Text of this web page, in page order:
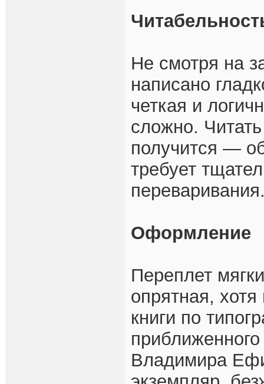
Не смотря на
написано
четкая и
сложно.
получится —
требует
Оформление
Переплет
опрятная,
книги по
Владимира